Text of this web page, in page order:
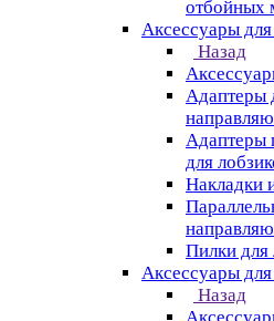
отбойных
Аксессуары для
Назад
Адаптеры
Адаптеры
для
Накладки
Пилки для
Аксессуары
Назад